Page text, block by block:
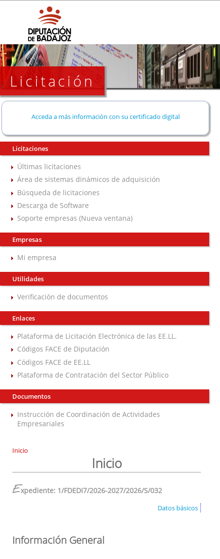
Licitación
Acceda a más información con su certificado digital
Licitaciones
Últimas licitaciones
Área de sistemas dinámicos de adquisición
Búsqueda de licitaciones
Descarga de Software
Soporte empresas (Nueva ventana)
Empresas
Mi empresa
Utilidades
Verificación de documentos
Enlaces
Plataforma de Licitación Electrónica de las EE.LL.
Códigos FACE de Diputación
Códigos FACE de EE.LL
Plataforma de Contratación del Sector Público
Documentos
Instrucción de Coordinación de Actividades
Empresariales
Inicio
Inicio
Expediente: 1/FDEDI7/2026-2027/2026/S/032
Datos básicos
Información General